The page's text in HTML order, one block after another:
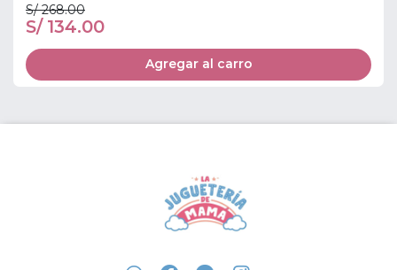
S/ 268.00
S/ 134.00
Agregar al carro